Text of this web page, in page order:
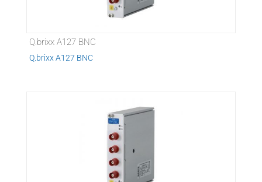
Q.brixx A127 BNC
Q.brixx A127 BNC